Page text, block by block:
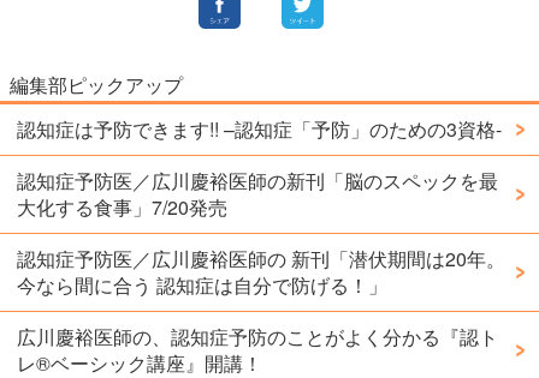
編集部ピックアップ
認知症は予防できます!! –認知症「予防」のための3資格-
認知症予防医／広川慶裕医師の新刊「脳のスペックを最
大化する食事」7/20発売
認知症予防医／広川慶裕医師の 新刊「潜伏期間は20年。
今なら間に合う 認知症は自分で防げる！」
広川慶裕医師の、認知症予防のことがよく分かる『認ト
レ®️ベーシック講座』開講！